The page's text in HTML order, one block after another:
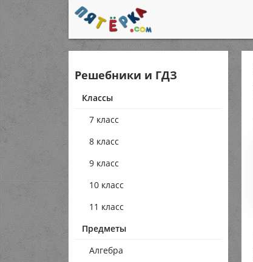
Решебники и ГДЗ
Классы
7 класс
8 класс
9 класс
10 класс
11 класс
Предметы
Алгебра